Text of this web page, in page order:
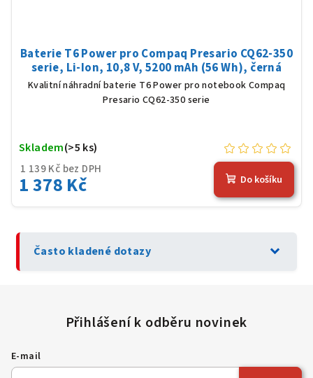
Baterie T6 Power pro Compaq Presario CQ62-350
serie, Li-Ion, 10,8 V, 5200 mAh (56 Wh), černá
Kvalitní náhradní baterie T6 Power pro notebook Compaq
Presario CQ62-350 serie
1 139 Kč bez DPH
1 378 Kč
Skladem(>5 ks)
Do košíku
Často kladené dotazy expand_more
E-mail